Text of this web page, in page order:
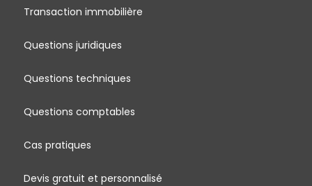
Transaction immobilière
Questions juridiques
Questions techniques
Questions comptables
Cas pratiques
Devis gratuit et personnalisé